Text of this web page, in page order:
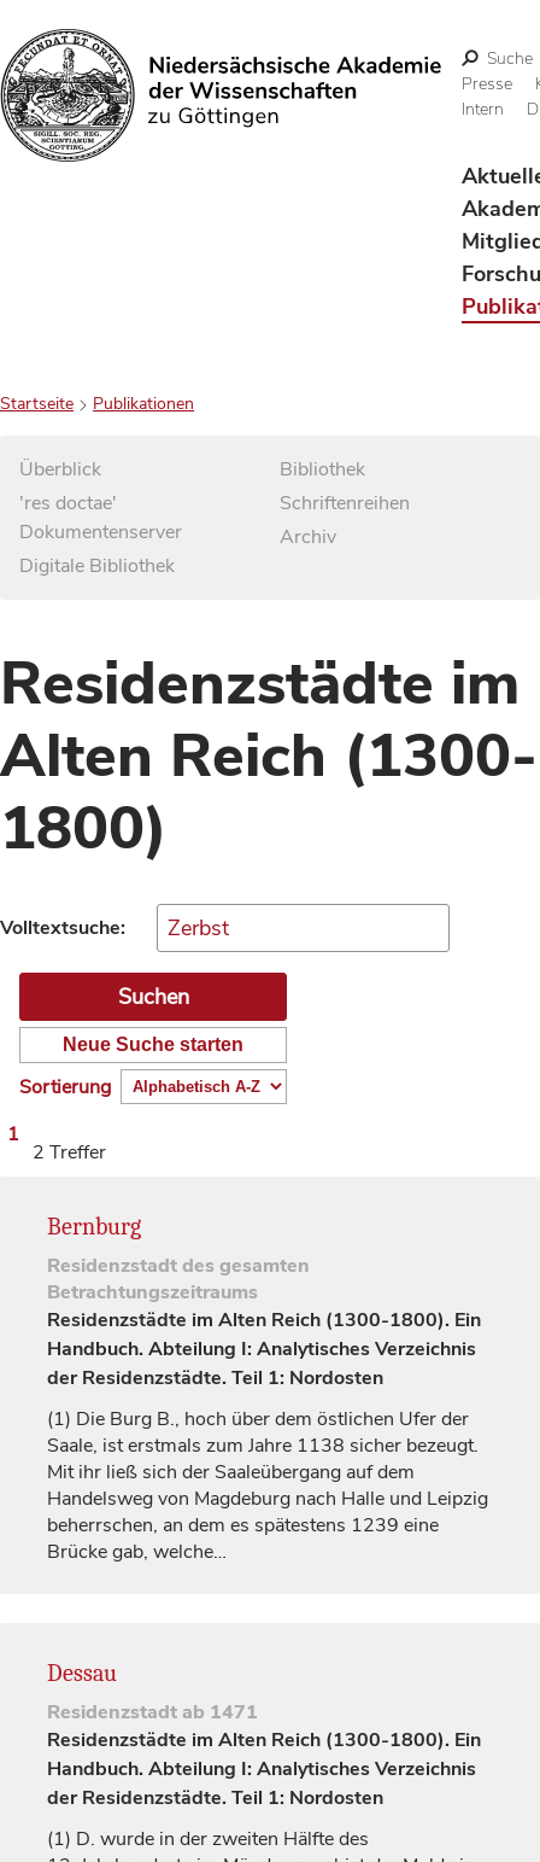
Suchen
Suche
Presse
Intern
Startseite Publikationen
Überblick
'res doctae'
Dokumentenserver
Digitale Bibliothek
Bibliothek
Schriftenreihen
Archiv
Residenzstädte im
Alten Reich (1300-
1800)
Volltextsuche:
Neue Suche starten
Sortierung
1
2 Treffer
Bernburg
Residenzstadtdes gesamten
Betrachtungszeitraums
Residenzstädte im Alten Reich (1300-1800). Ein
Handbuch. Abteilung I: Analytisches Verzeichnis
der Residenzstädte. Teil 1: Nordosten
(1) Die Burg B., hoch über dem östlichen Ufer der
Saale, ist erstmals zum Jahre 1138 sicher bezeugt.
Mit ihr ließ sich der Saaleübergang auf dem
Handelsweg von Magdeburg nach Halle und Leipzig
beherrschen, an dem es spätestens 1239 eine
Brücke gab, welche…
Dessau
Residenzstadtab 1471
Residenzstädte im Alten Reich (1300-1800). Ein
Handbuch. Abteilung I: Analytisches Verzeichnis
der Residenzstädte. Teil 1: Nordosten
(1) D. wurde in der zweiten Hälfte des